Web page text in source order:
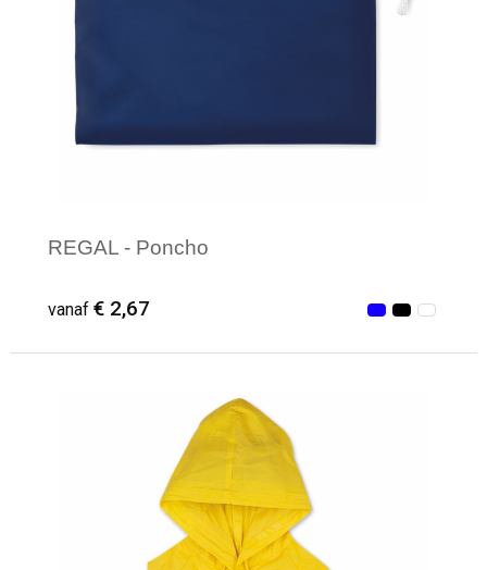
REGAL - Poncho
vanaf € 2,67
Minimale afname: 9